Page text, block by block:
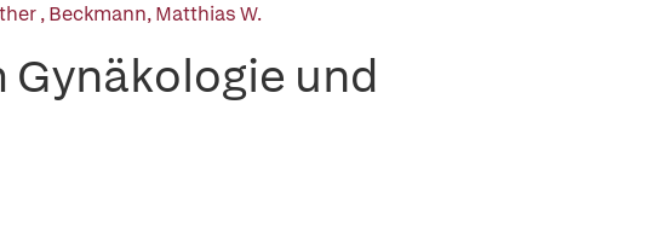
,Beckmann, Matthias W.
und